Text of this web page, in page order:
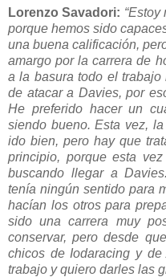
Lorenzo Savadori:
porque hemos sido
una buena calificación,
amargo por la carrera de
a la basura todo el
de atacar a Davies, por
He preferido hacer un
siendo bueno. Esta vez,
ido bien, pero hay que
principio, porque esta
buscando llegar a
tenía ningún sentido para
hacían los otros para
sido una carrera muy
conservar, pero desde
chicos de Iodaracing y
trabajo y quiero darles las